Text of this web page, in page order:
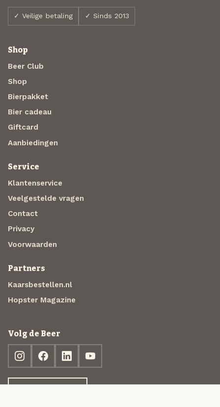
✓ Veilige betaling ✓ Sinds 2013
Shop
Beer Club
Shop
Bierpakket
Bier cadeau
Giftcard
Aanbiedingen
Service
Klantenservice
Veelgestelde vragen
Contact
Privacy
Voorwaarden
Partners
Kaarsbestellen.nl
Hopster Magazine
Volg de Beer